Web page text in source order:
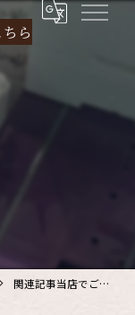
ちら
関連記事当店でご利…